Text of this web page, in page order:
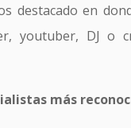
destacado en
youtuber, DJ o
más